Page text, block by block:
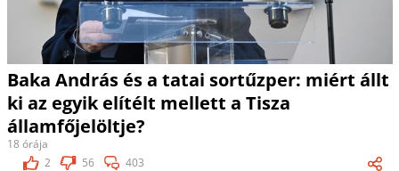
Baka András és a tatai sortűzper: miért állt
ki az egyik elítélt mellett a Tisza
államfőjelöltje?
18 órája
2
56 403